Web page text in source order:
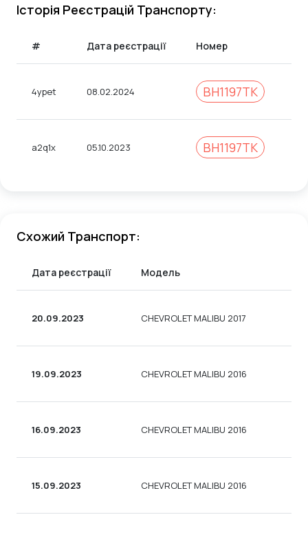
Історія Реєстрацій Транспорту:
# Дата реєстрації Номер
4ypet 08.02.2024 BH1197TK
a2q1x 05.10.2023 BH1197TK
Схожий Транспорт:
Дата реєстрації Модель
20.09.2023 CHEVROLET MALIBU 2017
19.09.2023 CHEVROLET MALIBU 2016
16.09.2023 CHEVROLET MALIBU 2016
15.09.2023 CHEVROLET MALIBU 2016